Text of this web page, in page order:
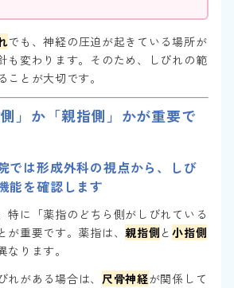
でも、神経の圧迫が起きている場所が
も変わります。そのため、しびれの範
とが大切です。
」か「親指側」かが重要で
では形成外科の視点から、しび
能を確認します
特に「薬指のどちら側がしびれている
が重要です。薬指は、親指側 と小指側
ります。
れがある場合は、 尺骨神経が関係して